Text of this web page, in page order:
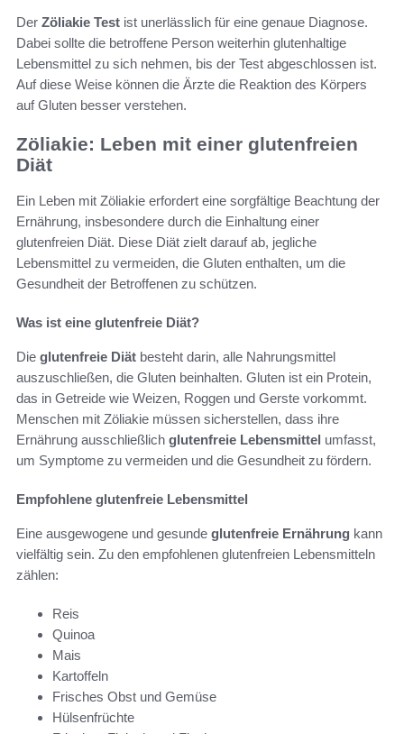
Der Zöliakie Test ist unerlässlich für eine genaue Diagnose.
Dabei sollte die betroffene Person weiterhin glutenhaltige
Lebensmittel zu sich nehmen, bis der Test abgeschlossen ist.
Auf diese Weise können die Ärzte die Reaktion des Körpers
auf Gluten besser verstehen.
Zöliakie: Leben mit einer glutenfreien
Diät
Ein Leben mit Zöliakie erfordert eine sorgfältige Beachtung der
Ernährung, insbesondere durch die Einhaltung einer
glutenfreien Diät. Diese Diät zielt darauf ab, jegliche
Lebensmittel zu vermeiden, die Gluten enthalten, um die
Gesundheit der Betroffenen zu schützen.
Was ist eine glutenfreie Diät?
Die glutenfreie Diät besteht darin, alle Nahrungsmittel
auszuschließen, die Gluten beinhalten. Gluten ist ein Protein,
das in Getreide wie Weizen, Roggen und Gerste vorkommt.
Menschen mit Zöliakie müssen sicherstellen, dass ihre
Ernährung ausschließlich glutenfreie Lebensmittel umfasst,
um Symptome zu vermeiden und die Gesundheit zu fördern.
Empfohlene glutenfreie Lebensmittel
Eine ausgewogene und gesunde glutenfreie Ernährung kann
vielfältig sein. Zu den empfohlenen glutenfreien Lebensmitteln
zählen:
Reis
Quinoa
Mais
Kartoffeln
Frisches Obst und Gemüse
Hülsenfrüchte